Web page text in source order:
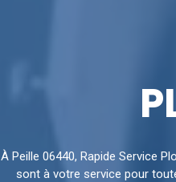
À Peille 06440, Rapide Service
sont à votre service pour